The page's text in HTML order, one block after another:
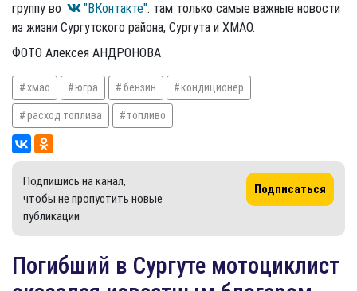
группу во
"ВКонтакте": там только самые важные новости
из жизни Сургутского района, Сургута и ХМАО.
ФОТО Алексея АНДРОНОВА
хмао югра бензин кондиционер
расход топлива топливо
Подпишись на канал,
чтобы не пропустить новые
публикации
Подписаться
Погибший в Сургуте мотоциклист